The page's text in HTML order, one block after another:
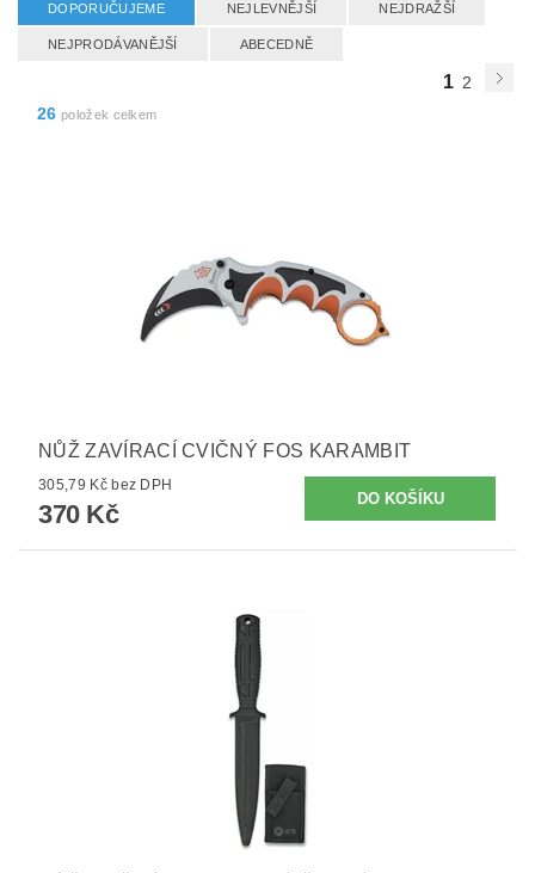
DOPORUČUJEME NEJLEVNĚJŠÍ NEJDRAŽŠÍ
NEJPRODÁVANĚJŠÍ ABECEDNĚ
1 2
26 položek celkem
NŮŽ ZAVÍRACÍ CVIČNÝ FOS KARAMBIT
305,79 Kč bez DPH
370 Kč